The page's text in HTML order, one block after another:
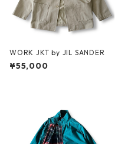
WORK JKT by JIL SANDER
¥55,000